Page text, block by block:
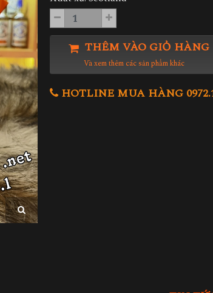
THÊM VÀO GIỎ HÀNG
Và xem thêm các sản phẩm khác
HOTLINE MUA HÀNG